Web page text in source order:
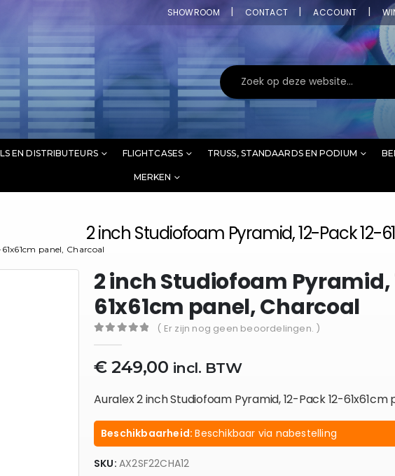
SHOWROOM CONTACT ACCOUNT
EN DISTRIBUTEURS FLIGHTCASES TRUSS, STANDAARDS EN PODIUM
MERKEN
2 inch Studiofoam Pyramid, 12-Pack 12-
panel, Charcoal
2 inch Studiofoam Pyramid,
61x61cm panel, Charcoal
( Er zijn nog geen beoordelingen. )
€249,00 incl. BTW
Auralex 2 inch Studiofoam Pyramid, 12-Pack 12-
Beschikbaarheid:Beschikbaar via nabestelling
SKU: AX2SF22CHA12